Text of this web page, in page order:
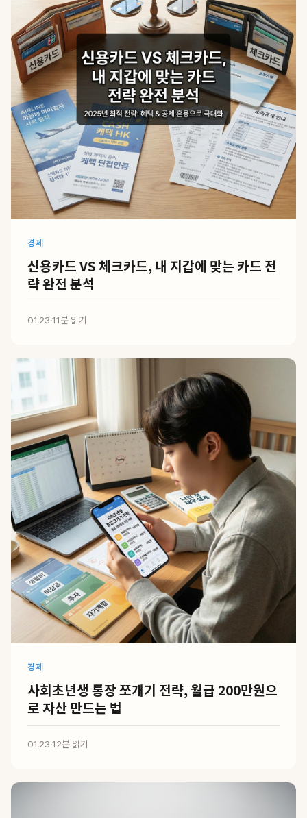
경제
신용카드 VS 체크카드, 내 지갑에 맞는 카드 전
략 완전 분석
01.23·11분 읽기
경제
사회초년생 통장 쪼개기 전략, 월급 200만원으
로 자산 만드는 법
01.23·12분 읽기